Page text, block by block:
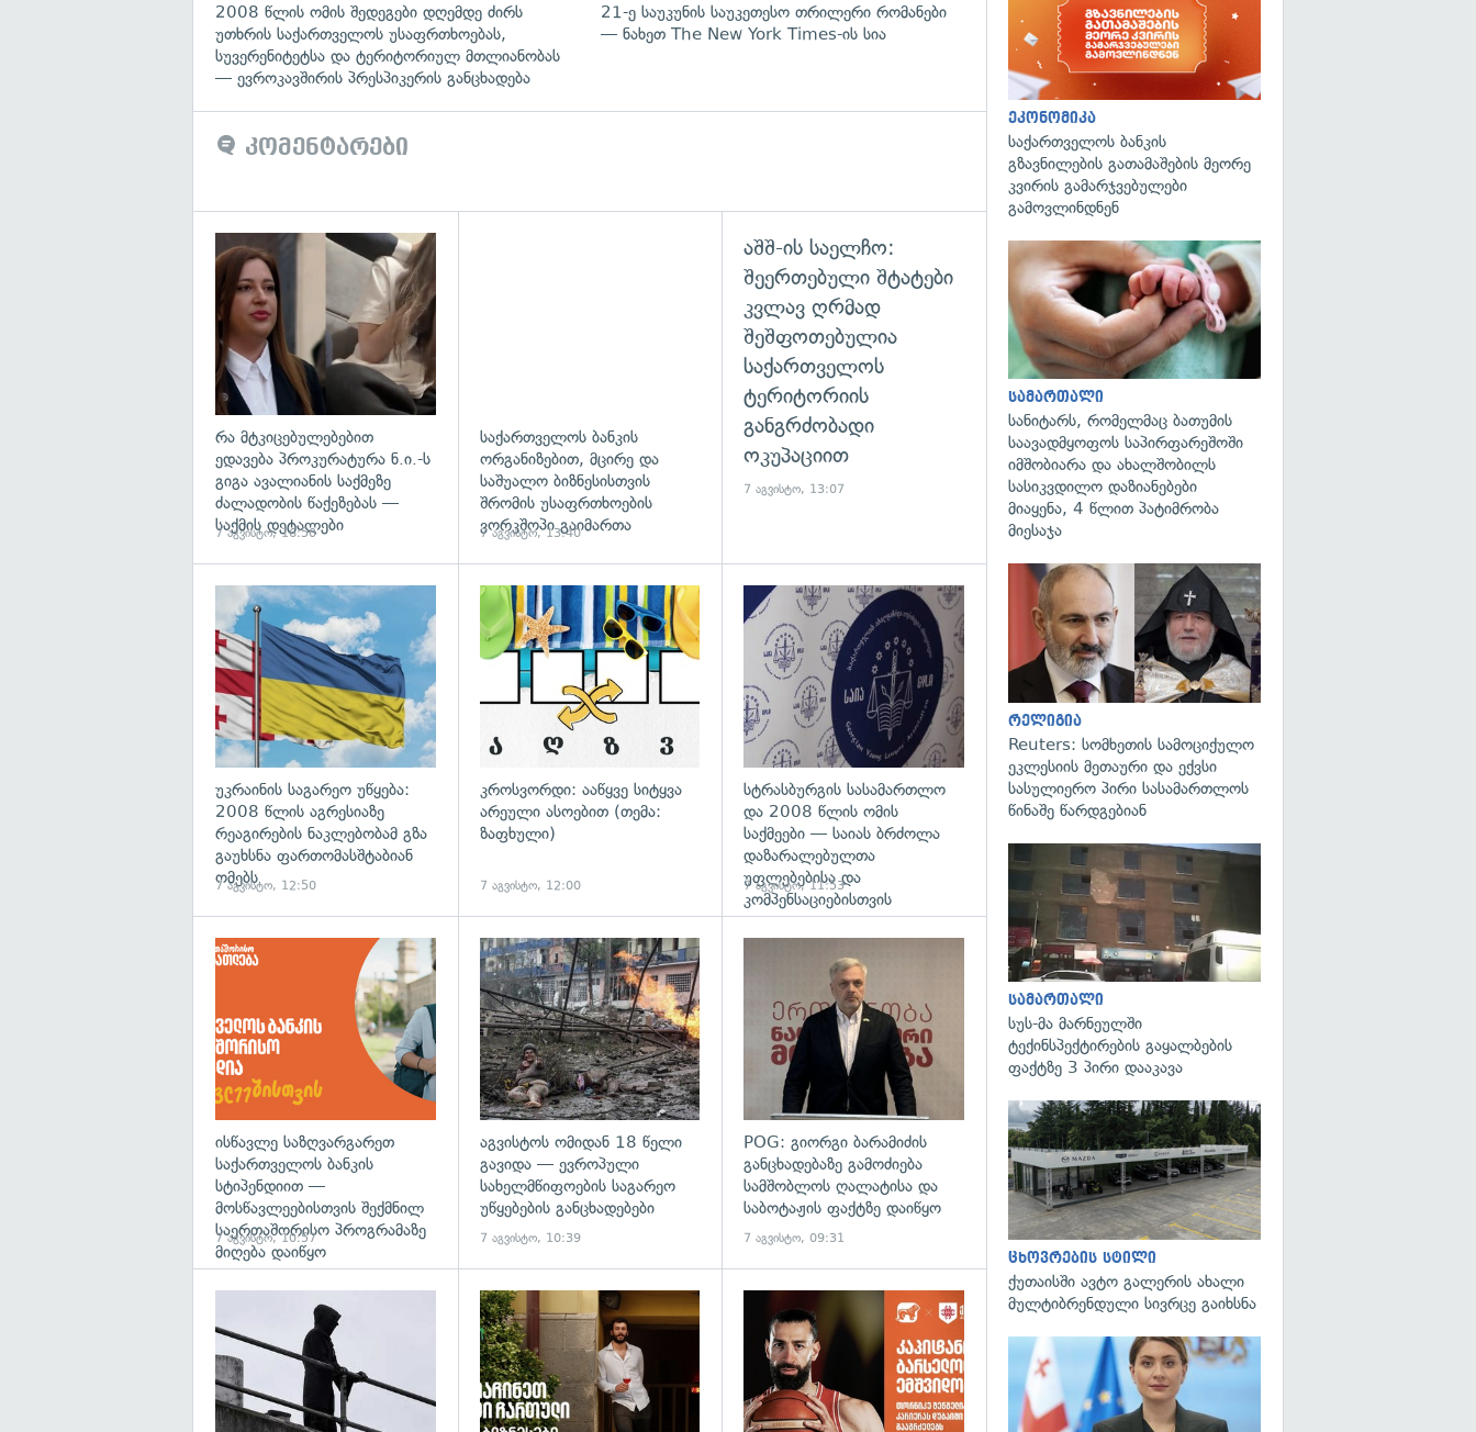
2008 წლის ომის შედეგები დღემდე ძირს
უთხრის საქართველოს უსაფრთხოებას,
სუვერენიტეტსა და ტერიტორიულ მთლიანობას
— ევროკავშირის პრესპიკერის განცხადება
21-ე საუკუნის საუკეთესო თრილერი რომანები
— ნახეთ The New York Times-ის სია
კომენტარები
რა მტკიცებულებებით
ედავება პროკურატურა ნ.ი.-ს
გიგა ავალიანის საქმეზე
ძალადობის წაქეზებას —
საქმის დეტალები
7 აგვისტო, 16:50
საქართველოს ბანკის
ორგანიზებით, მცირე და
საშუალო ბიზნესისთვის
შრომის უსაფრთხოების
ვორკშოპი გაიმართა
7 აგვისტო, 13:40
აშშ-ის საელჩო:
შეერთებული შტატები
კვლავ ღრმად
შეშფოთებულია
საქართველოს
ტერიტორიის
განგრძობადი
ოკუპაციით
7 აგვისტო, 13:07
გადახედვა
უკრაინის საგარეო უწყება:
2008 წლის აგრესიაზე
რეაგირების ნაკლებობამ გზა
გაუხსნა ფართომასშტაბიან
ომებს
7 აგვისტო, 12:50
გადახედვა
კროსვორდი: ააწყვე სიტყვა
არეული ასოებით (თემა:
ზაფხული)
7 აგვისტო, 12:00
გადახედვა
სტრასბურგის სასამართლო
და 2008 წლის ომის
საქმეები — საიას ბრძოლა
დაზარალებულთა
უფლებებისა და
კომპენსაციებისთვის
7 აგვისტო, 11:53
ისწავლე საზღვარგარეთ
საქართველოს ბანკის
სტიპენდიით —
მოსწავლეებისთვის შექმნილ
საერთაშორისო პროგრამაზე
მიღება დაიწყო
7 აგვისტო, 10:57
აგვისტოს ომიდან 18 წელი
გავიდა — ევროპული
სახელმწიფოების საგარეო
უწყებების განცხადებები
7 აგვისტო, 10:39
გადახედვა
POG: გიორგი ბარამიძის
განცხადებაზე გამოძიება
სამშობლოს ღალატისა და
საბოტაჟის ფაქტზე დაიწყო
7 აგვისტო, 09:31
გადახედვა
ეკონომიკა
საქართველოს ბანკის
გზავნილების გათამაშების მეორე
კვირის გამარჯვებულები
გამოვლინდნენ
სამართალი
სანიტარს, რომელმაც ბათუმის
საავადმყოფოს საპირფარეშოში
იმშობიარა და ახალშობილს
სასიკვდილო დაზიანებები
მიაყენა, 4 წლით პატიმრობა
მიესაჯა
რელიგია
Reuters: სომხეთის სამოციქულო
ეკლესიის მეთაური და ექვსი
სასულიერო პირი სასამართლოს
წინაშე წარდგებიან
სამართალი
სუს-მა მარნეულში
ტექინსპექტირების გაყალბების
ფაქტზე 3 პირი დააკავა
ცხოვრების სტილი
ქუთაისში ავტო გალერის ახალი
მულტიბრენდული სივრცე გაიხსნა